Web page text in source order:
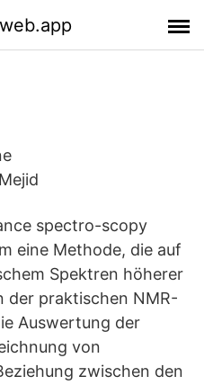
spectro-scopy
eine Methode, die auf
Spektren höherer
der praktischen NMR-
Auswertung der
von
zwischen den